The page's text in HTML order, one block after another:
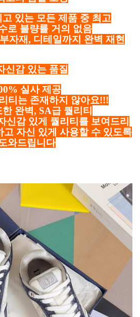
있는 모든 제품 중 최고
로 불량률 거의 없음
자재, 디테일까지 완벽 재현
신감 있는 품질
실사 제공
티는 존재하지 않아요!!!
완벽, SA급 퀄리티
신감 있게 퀄리티를 보여드리
고 자신 있게 사용할 수 있도록
와드립니다